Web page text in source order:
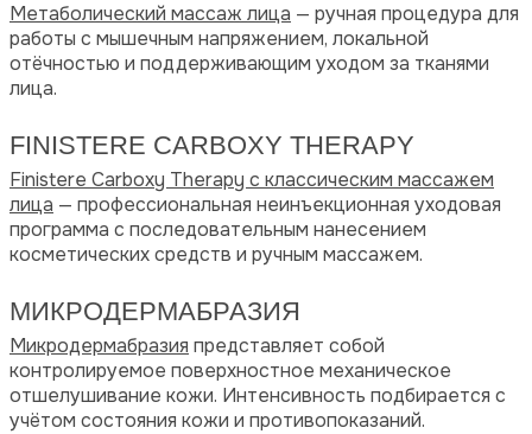
Метаболический массаж лица — ручная процедура для
работы с мышечным напряжением, локальной
отёчностью и поддерживающим уходом за тканями
лица.
FINISTERE CARBOXY THERAPY
Finistere Carboxy Therapy с классическим массажем
лица — профессиональная неинъекционная уходовая
программа с последовательным нанесением
косметических средств и ручным массажем.
МИКРОДЕРМАБРАЗИЯ
Микродермабразия представляет собой
контролируемое поверхностное механическое
отшелушивание кожи. Интенсивность подбирается с
учётом состояния кожи и противопоказаний.